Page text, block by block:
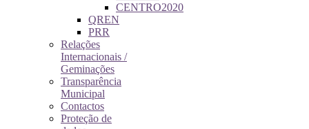
CENTRO2020
QREN
PRR
Relações
Internacionais /
Geminações
Transparência
Municipal
Contactos
Proteção de